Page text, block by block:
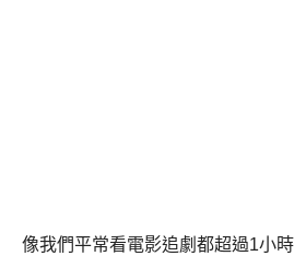
像我們平常看電影追劇都超過1小